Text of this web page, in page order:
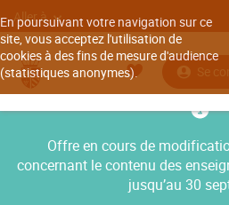
En poursuivant votre navigation sur ce
site, vous acceptez l'utilisation de
cookies à des fins de mesure d'audience
(statistiques anonymes).
Aller à
Se
Offre en cours de
concernant le contenu des
jusqu’au 30